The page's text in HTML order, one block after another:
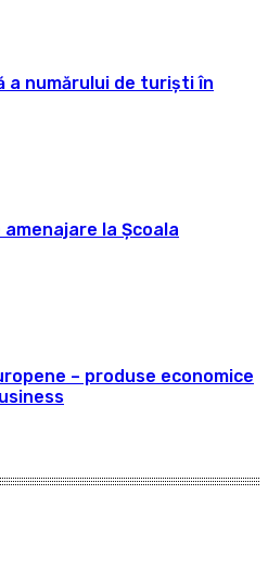
a numărului de turiști în
la Școala
– produse economice